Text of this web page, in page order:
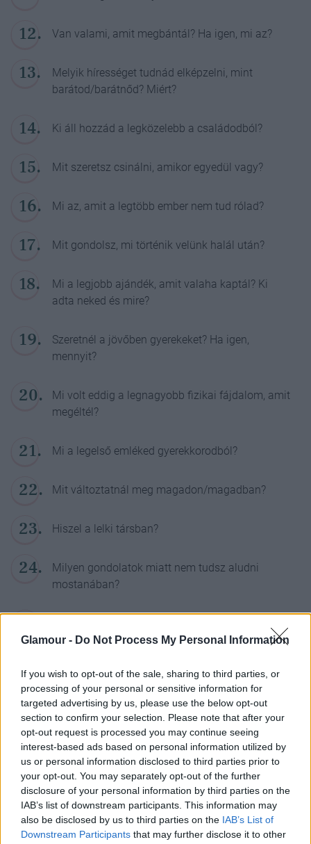
Glamour - Do Not Process My Personal Information
If you wish to opt-out of the sale, sharing to third parties, or
processing of your personal or sensitive information for
targeted advertising by us, please use the below opt-out
section to confirm your selection. Please note that after your
opt-out request is processed you may continue seeing
interest-based ads based on personal information utilized by
us or personal information disclosed to third parties prior to
your opt-out. You may separately opt-out of the further
disclosure of your personal information by third parties on the
IAB’s list of downstream participants. This information may
also be disclosed by us to third parties on the IAB’s List of
Downstream Participants that may further disclose it to other
Van valami, amit megbántál? Ha igen, mi az?
Melyik hírességet tudnád elképzelni, mint
barátod/barátnőd? Miért?
Ki áll hozzád a legközelebb a családodból?
Mit szeretsz csinálni, amikor egyedül vagy?
Mi az, amit a legtöbb ember nem tud rólad?
Mit gondolsz, mi történik velünk halál után?
Mi a legjobb ajándék, amit valaha kaptál? Ki
adta neked és mire?
Szeretnél a jövőben gyerekeket? Ha igen,
mennyit?
Mi volt eddig a legnagyobb fizikai fájdalom, amit
megéltél?
Mi a legelső emléked gyerekkorodból?
Mit változtatnál meg magadon/magadban?
Hiszel a lelki társban?
Milyen gondolatok miatt nem tudsz aludni
mostanában?
Mi volt a legnagyobb dicséret, amit valaha
kaptál?
Mi a kedvenc ételed?
Szerinted melyik a legjobb fizikai tulajdonságod?
Melyik az a 3 dolog az életedben, ami a